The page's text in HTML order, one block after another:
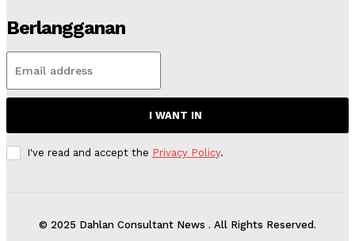
Berlangganan
I WANT IN
I've read and accept the Privacy Policy.
© 2025 Dahlan Consultant News . All Rights Reserved.